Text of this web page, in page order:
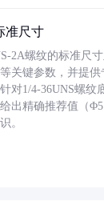
准尺寸
2A螺纹的标准尺寸
关键参数，并提
对1/4-36UNS螺纹
出精确推荐值（
。